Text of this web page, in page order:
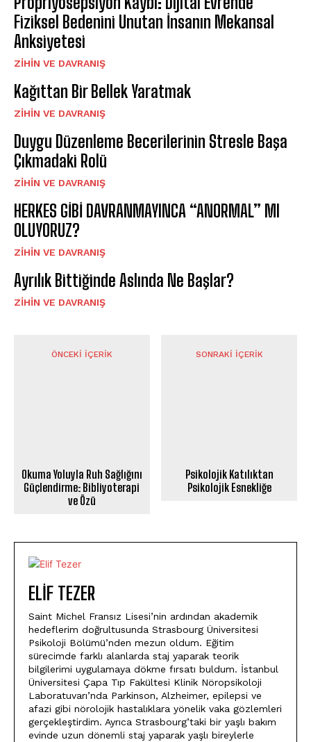
Fiziksel Bedenini Unutan İnsanın Mekansal
Anksiyetesi
⁠ZIHIN VE DAVRANIŞ
Kağıttan Bir Bellek Yaratmak
⁠ZIHIN VE DAVRANIŞ
Duygu Düzenleme Becerilerinin Stresle Başa
Çıkmadaki Rolü
⁠ZIHIN VE DAVRANIŞ
HERKES GİBİ DAVRANMAYINCA “ANORMAL” MI
OLUYORUZ?
⁠ZIHIN VE DAVRANIŞ
Ayrılık Bittiğinde Aslında Ne Başlar?
⁠ZIHIN VE DAVRANIŞ
ÖNCEKI İÇERIK
Okuma Yoluyla Ruh Sağlığını
Güçlendirme: Bibliyoterapi
ve Özü
SONRAKI İÇERIK
Psikolojik Katılıktan
Psikolojik Esnekliğe
ELIF TEZER
Saint Michel Fransız Lisesi’nin ardından akademik
hedeflerim doğrultusunda Strasbourg Üniversitesi
Psikoloji Bölümü’nden mezun oldum. Eğitim
sürecimde farklı alanlarda staj yaparak teorik
bilgilerimi uygulamaya dökme fırsatı buldum. İstanbul
Üniversitesi Çapa Tıp Fakültesi Klinik Nöropsikoloji
Laboratuvarı’nda Parkinson, Alzheimer, epilepsi ve
afazi gibi nörolojik hastalıklara yönelik vaka gözlemleri
gerçekleştirdim. Ayrıca Strasbourg’taki bir yaşlı bakım
evinde uzun dönemli staj yaparak yaşlı bireylerle